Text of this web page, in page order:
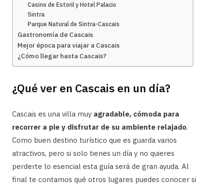
Casino de Estoril y Hotel Palacio
Sintra
Parque Natural de Sintra-Cascais
Gastronomía de Cascais
Mejor época para viajar a Cascais
¿Cómo llegar hasta Cascais?
¿Qué ver en Cascais en un día?
Cascais es una villa muy agradable, cómoda para
recorrer a pie y disfrutar de su ambiente relajado.
Como buen destino turístico que es guarda varios
atractivos, pero si solo tienes un día y no quieres
perderte lo esencial esta guía será de gran ayuda. Al
final te contamos qué otros lugares puedes conocer si